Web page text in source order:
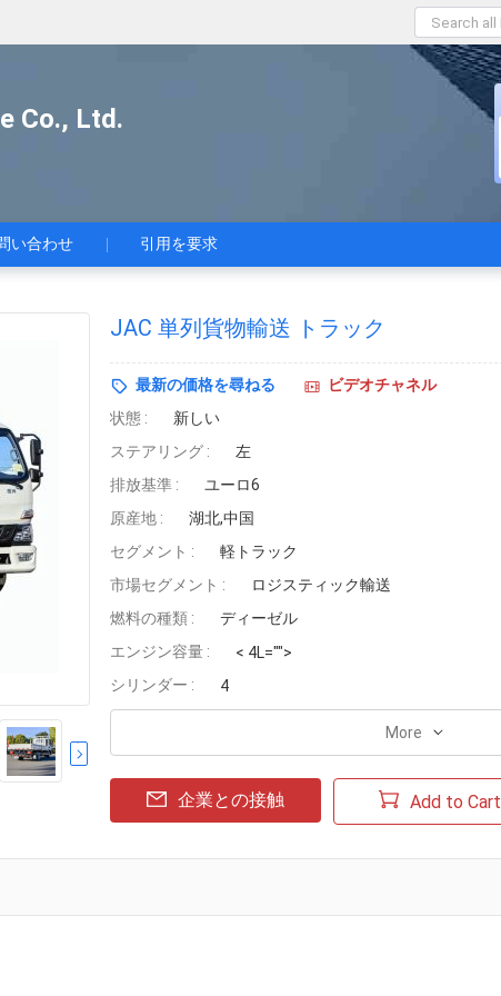
Co., Ltd.
い合わせ 引用を要求
JAC 単列貨物輸送 トラック
最新の価格を尋ねる
ビデオチャネル
状態 :
新しい
ステアリング :
左
排放基準 :
ユーロ6
原産地 :
湖北,中国
セグメント :
軽トラック
市場セグメント :
ロジスティック輸送
燃料の種類 :
ディーゼル
エンジン容量 :
< 4L="">
シリンダー :
4
More
企業との接触 Add to Cart